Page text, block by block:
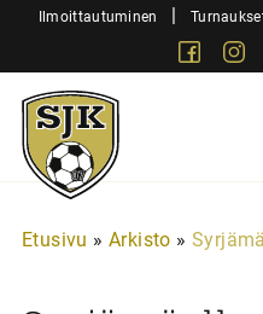
SiirryIlmoittautuminen |
Sjk-
Juniorit
Etusivu » Arkisto »